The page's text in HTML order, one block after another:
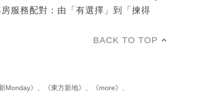
服務配對：由「有選擇」到「揀得
BACK TO TOP
Monday》 、 《東方新地》 、 《more》 、